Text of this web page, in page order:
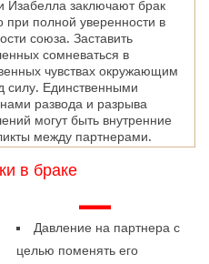
Изабелла заключают брак
при полной уверенности в
союза. Заставить
сомневаться в
чувствах окружающим
силу. Единственными
развода и разрыва
могут быть внутренние
между партнерами.
в браке
—
Давление на партнера с
целью поменять его